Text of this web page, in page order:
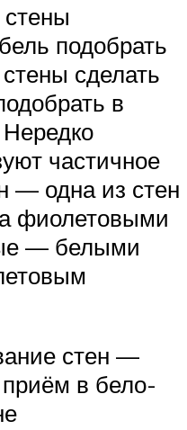
подобрать
сделать
в
частичное
— одна из стен
фиолетовыми
— белыми
стен —
в бело-